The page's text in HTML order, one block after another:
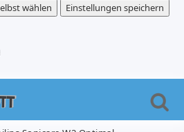
wählen
Einstellungen speichern